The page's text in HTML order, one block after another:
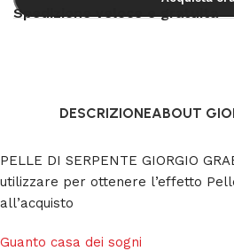
Spedizione veloce e gratuita
DESCRIZIONEABOUT
PELLE DI SERPENTE GIORGIO
utilizzare per ottenere l’effetto
all’acquisto
Guanto casa dei sogni